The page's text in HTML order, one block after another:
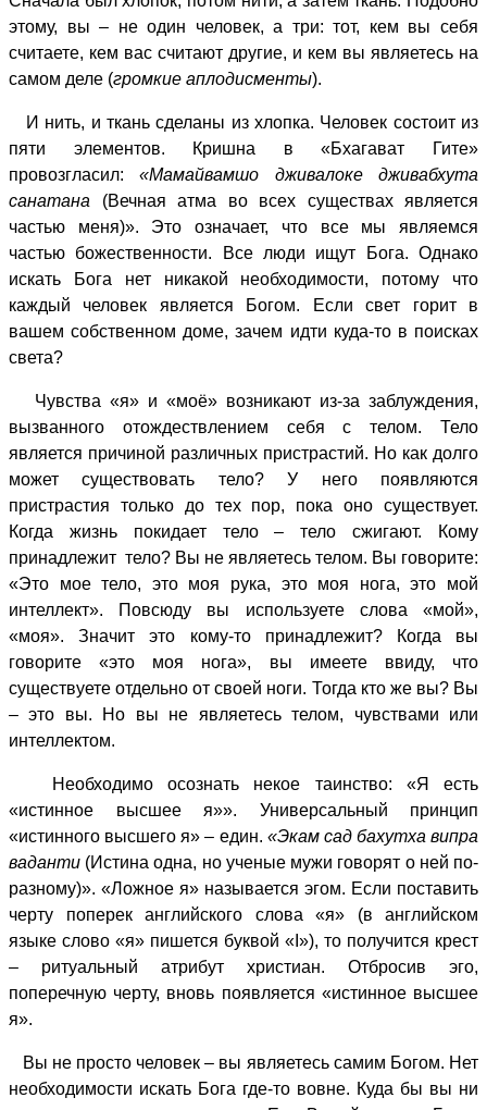
этому, вы – не один человек, а три: тот, кем вы себя
считаете, кем вас считают другие, и кем вы являетесь на
самом деле (громкие аплодисменты).
И нить, и ткань сделаны из хлопка. Человек состоит из
пяти элементов. Кришна в «Бхагават Гите»
провозгласил:«Мамайвамшо дживалоке дживабхута
санатана (Вечная атма во всех существах является
частью меня)». Это означает, что все мы являемся
частью божественности. Все люди ищут Бога. Однако
искать Бога нет никакой необходимости, потому что
каждый человек является Богом. Если свет горит в
вашем собственном доме, зачем идти куда-то в поисках
света?
Чувства «я» и «моё» возникают из-за заблуждения,
вызванного отождествлением себя с телом. Тело
является причиной различных пристрастий. Но как долго
может существовать тело? У него появляются
пристрастия только до тех пор, пока оно существует.
Когда жизнь покидает тело – тело сжигают. Кому
принадлежит тело? Вы не являетесь телом. Вы говорите:
«Это мое тело, это моя рука, это моя нога, это мой
интеллект». Повсюду вы используете слова «мой»,
«моя». Значит это кому-то принадлежит? Когда вы
говорите «это моя нога», вы имеете ввиду, что
существуете отдельно от своей ноги. Тогда кто же вы? Вы
– это вы. Но вы не являетесь телом, чувствами или
интеллектом.
Необходимо осознать некое таинство: «Я есть
«истинное высшее я»». Универсальный принцип
«истинного высшего я» – един. «Экам сад бахутха випра
ваданти (Истина одна, но ученые мужи говорят о ней по-
разному)». «Ложное я» называется эгом. Если поставить
черту поперек английского слова «я» (в английском
языке слово «я» пишется буквой «I»), то получится крест
– ритуальный атрибут христиан. Отбросив эго,
поперечную черту, вновь появляется «истинное высшее
я».
Вы не просто человек – вы являетесь самим Богом. Нет
необходимости искать Бога где-то вовне. Куда бы вы ни